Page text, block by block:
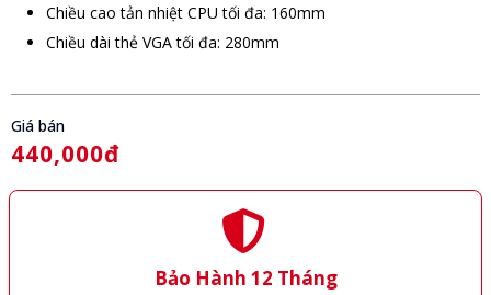
Chiều cao tản nhiệt CPU tối đa: 160mm
Chiều dài thẻ VGA tối đa: 280mm
Giá bán
440,000đ
Bảo Hành 12 Tháng